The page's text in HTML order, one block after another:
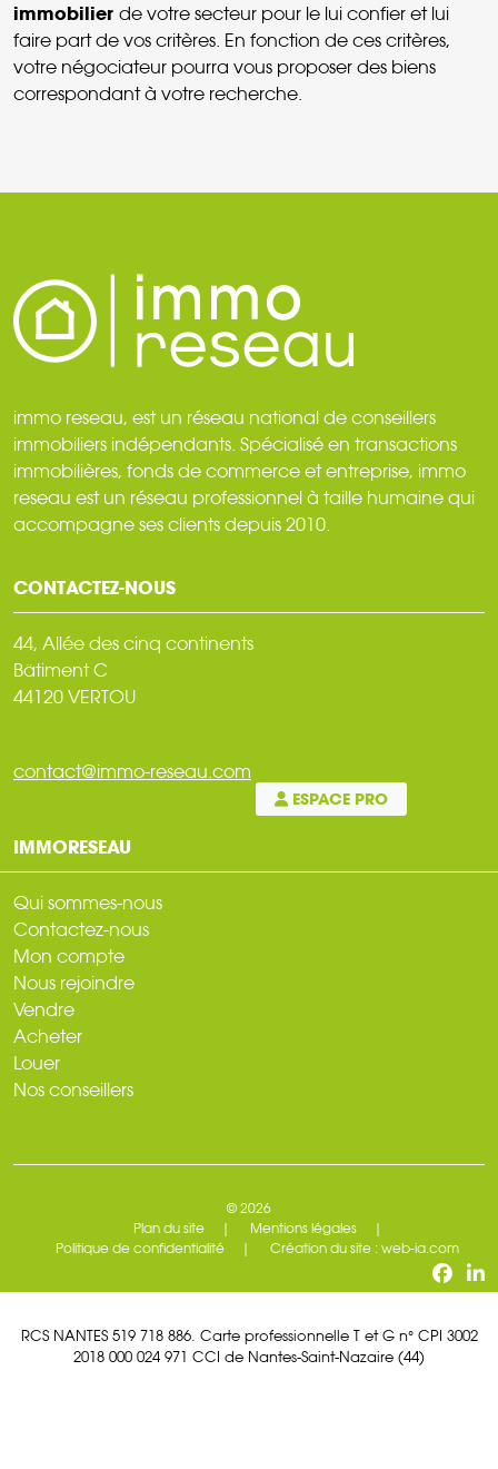
immobilier de votre secteur pour le lui confier et lui
faire part de vos critères. En fonction de ces critères,
votre négociateur pourra vous proposer des biens
correspondant à votre recherche.
immo reseau, est un réseau national de conseillers
immobiliers indépendants. Spécialisé en transactions
immobilières, fonds de commerce et entreprise, immo
reseau est un réseau professionnel à taille humaine qui
accompagne ses clients depuis 2010.
CONTACTEZ-NOUS
44, Allée des cinq continents
Bâtiment C
44120 VERTOU
contact@immo-reseau.com
ESPACE PRO
IMMORESEAU
Qui sommes-nous
Contactez-nous
Mon compte
Nous rejoindre
Vendre
Acheter
Louer
Nos conseillers
© 2026
Plan du site
Mentions légales
Politique de confidentialité
Création du site : web-ia.com
RCS NANTES 519 718 886. Carte professionnelle T et G n° CPI 3002
2018 000 024 971 CCI de Nantes-Saint-Nazaire (44)